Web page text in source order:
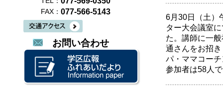
FAX： 077-566-5143
お問い合わせ
6月30日（土）
ター大会議室
た。講師に一
通さんをお招
パ・ママコー
参加者は58人